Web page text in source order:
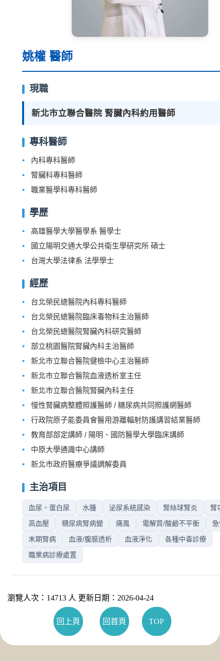
姚權 醫師
現職
新北市立聯合醫院 腎臟內科約用醫師
專科醫師
內科專科醫師
腎臟科專科醫師
職業醫學科專科醫師
學歷
高雄醫學大學醫學系 醫學士
國立陽明交通大學公共衛生學研究所 碩士
台灣大學法律系 法學學士
經歷
台北榮民總醫院內科專科醫師
台北榮民總醫院臨床毒物科主治醫師
台北榮民總醫院腎臟內科研究醫師
部立桃園醫院腎臟內科主治醫師
新北市立聯合醫院健檢中心主治醫師
新北市立聯合醫院血液透析室主任
新北市立聯合醫院腎臟內科主任
慢性腎臟病整體照護醫師 / 糖尿病共同照護網醫師
行政院原子能委員會醫用游離輻射防護講習結業醫師
教育部部定講師 / 陽明、國防醫學大學臨床講師
中原大學通識中心講師
新北市政府醫療爭議調解委員
主治項目
血尿、蛋白尿 水腫 泌尿系統感染 腎絲球腎炎
腎
高血壓
糖尿病腎病變 痛風 電解質/酸鹼不平衡
末期腎病
血液/腹膜透析 血液淨化
各種中毒診療
職業病診療處置
瀏覽人次：14713 人 更新日期：2026-04-24
回上頁 回首頁 TOP